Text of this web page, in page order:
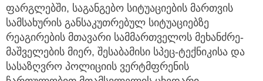
ფარგლებში, საგანგებო სიტუაციების მართვის
სამსახურის განსაკუთრებულ სიტუაციებზე
რეაგირების მთავარი სამმართველოს მეხანძრე-
მაშველების მიერ, შესაბამისი სპეც-ტექნიკისა და
სასაზღვრო პოლიციის ვერტმფრენის